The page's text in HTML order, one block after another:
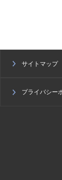
サイトマップ
プライバシー